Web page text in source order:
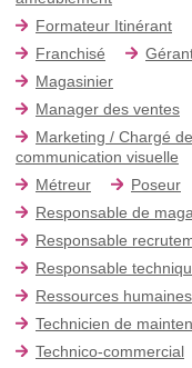
Formateur Itinérant
Franchisé
Magasinier
Manager des ventes
Marketing / Chargé de
communication visuelle
Métreur
Poseur
Responsable de
Responsable
Responsable
Ressources humaines
Technicien de
Technico-commercial